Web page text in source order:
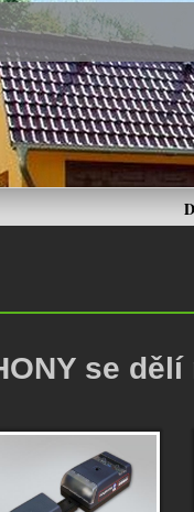
se dělí